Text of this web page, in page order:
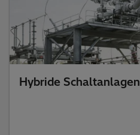
Hybride Schaltanlagen